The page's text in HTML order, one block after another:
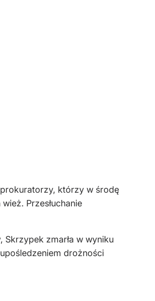
prokuratorzy, którzy w środę
Przesłuchanie
Skrzypek zmarła w wyniku
drożności